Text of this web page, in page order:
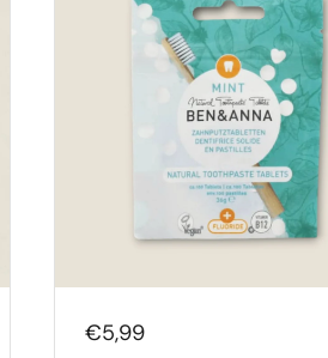
€5,99